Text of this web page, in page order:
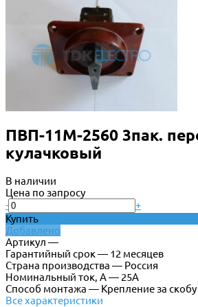
ПВП-11М-2560 3пак.
кулачковый
В наличии
Цена по запросу
-
+
Купить
Добавлено
Артикул —
Гарантийный срок — 12 месяцев
Страна производства — Россия
Номинальный ток, А — 25А
Способ монтажа — Крепление за скобу
Все характеристики